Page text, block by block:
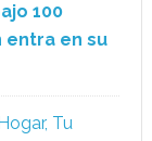
100
entra en su
Tu